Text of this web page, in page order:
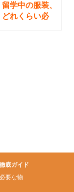
留学中の服装、
どれくらい必
底ガイド
要な物